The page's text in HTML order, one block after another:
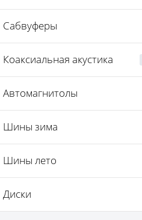
Сабвуферы
Коаксиальная акустика
Автомагнитолы
Шины зима
Шины лето
Диски